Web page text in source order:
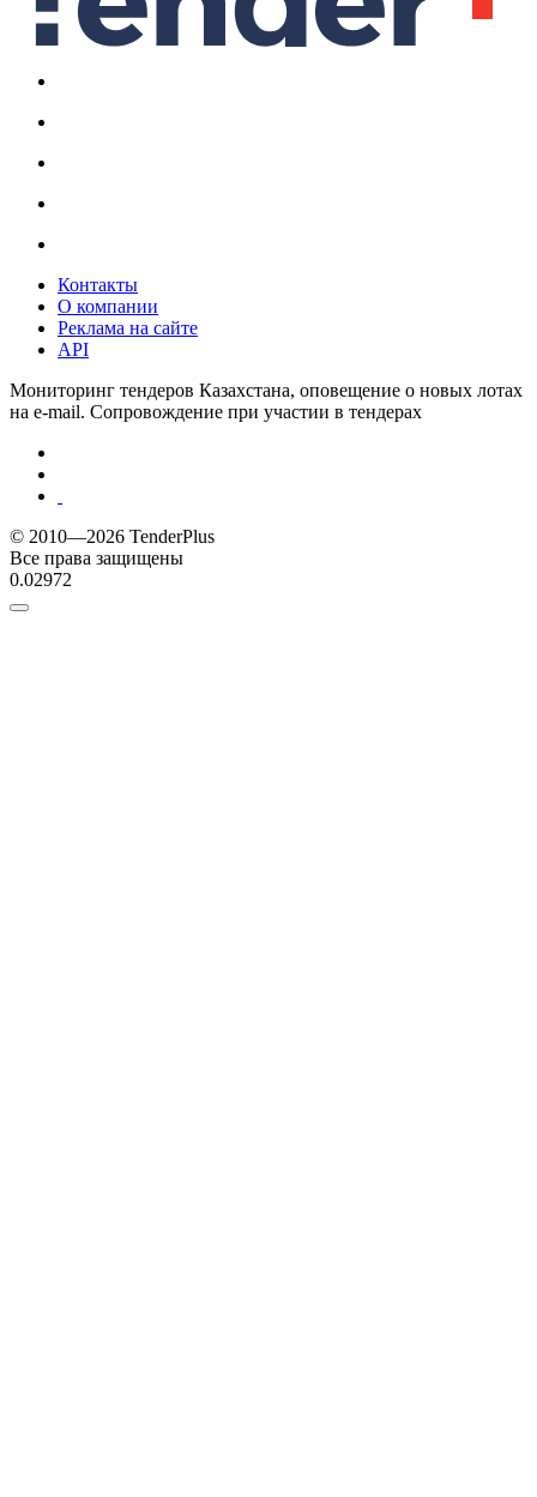
Контакты
О компании
Реклама на сайте
API
Мониторинг тендеров Казахстана, оповещение о новых лотах
на e-mail. Сопровождение при участии в тендерах
© 2010—2026 TenderPlus
Все права защищены
0.02972